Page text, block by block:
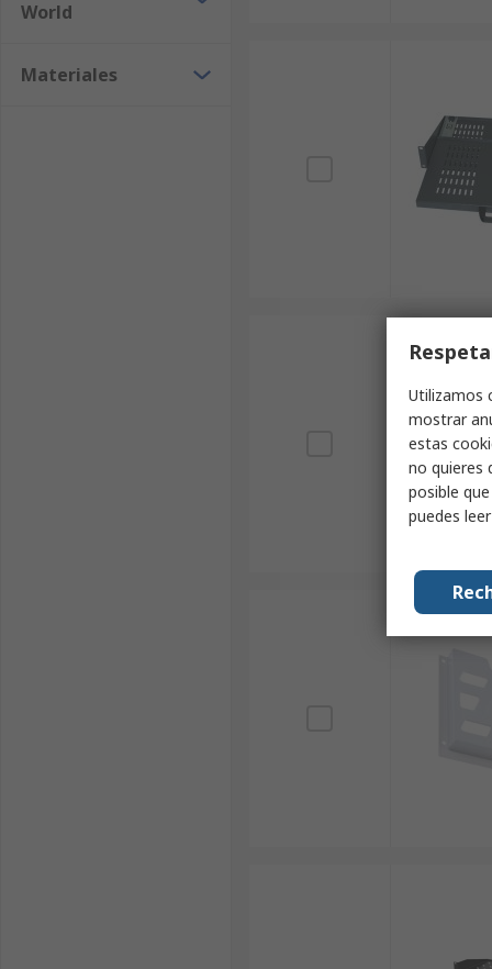
World
Materiales
Utilizamos
mostrar
estas
no quieres
posible
puedes